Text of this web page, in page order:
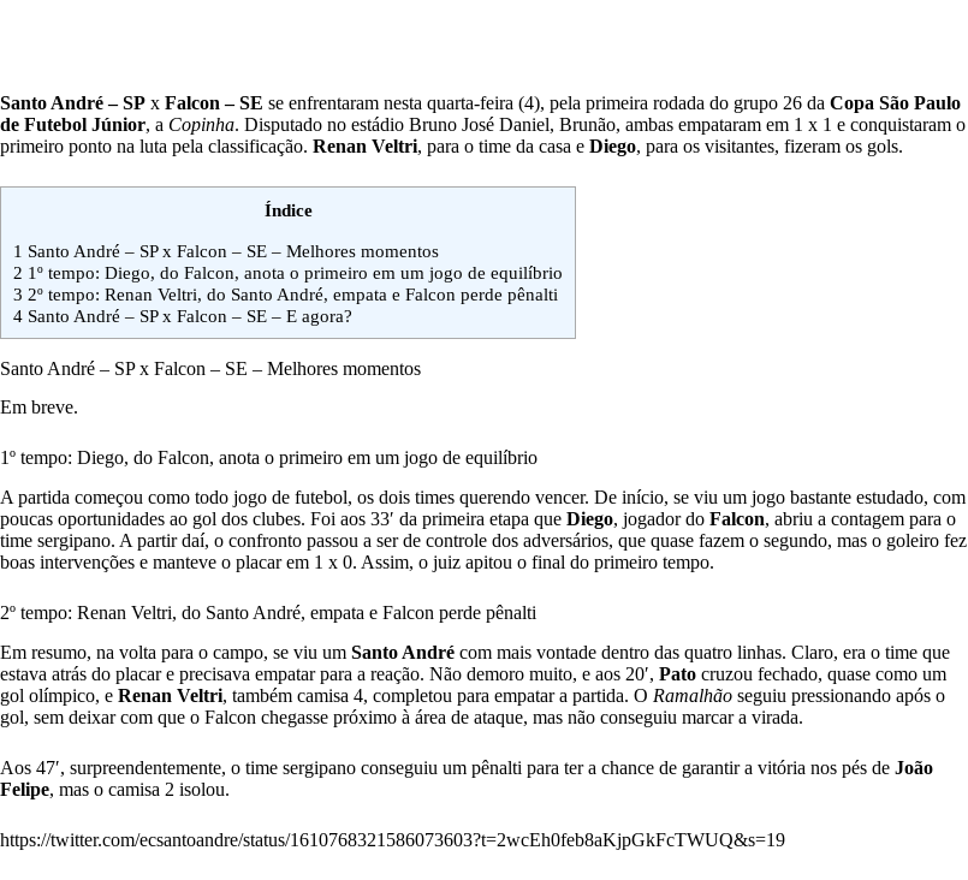
Santo André – SP x Falcon – SE se enfrentaram nesta quarta-feira (4), pela primeira rodada do grupo 26 da Copa São Paulo
de Futebol Júnior, a Copinha. Disputado no estádio Bruno José Daniel, Brunão, ambas empataram em 1 x 1 e conquistaram o
primeiro ponto na luta pela classificação. Renan Veltri, para o time da casa e Diego, para os visitantes, fizeram os gols.
Índice
1 Santo André – SP x Falcon – SE – Melhores momentos
2 1º tempo: Diego, do Falcon, anota o primeiro em um jogo de equilíbrio
3 2º tempo: Renan Veltri, do Santo André, empata e Falcon perde pênalti
4 Santo André – SP x Falcon – SE – E agora?
Santo André – SP x Falcon – SE – Melhores momentos
Em breve.
1º tempo: Diego, do Falcon, anota o primeiro em um jogo de equilíbrio
A partida começou como todo jogo de futebol, os dois times querendo vencer. De início, se viu um jogo bastante estudado, com
poucas oportunidades ao gol dos clubes. Foi aos 33′ da primeira etapa que Diego, jogador do Falcon, abriu a contagem para o
time sergipano. A partir daí, o confronto passou a ser de controle dos adversários, que quase fazem o segundo, mas o goleiro fez
boas intervenções e manteve o placar em 1 x 0. Assim, o juiz apitou o final do primeiro tempo.
2º tempo: Renan Veltri, do Santo André, empata e Falcon perde pênalti
Em resumo, na volta para o campo, se viu um Santo André com mais vontade dentro das quatro linhas. Claro, era o time que
estava atrás do placar e precisava empatar para a reação. Não demoro muito, e aos 20′, Pato cruzou fechado, quase como um
gol olímpico, e Renan Veltri, também camisa 4, completou para empatar a partida. O Ramalhão seguiu pressionando após o
gol, sem deixar com que o Falcon chegasse próximo à área de ataque, mas não conseguiu marcar a virada.
Aos 47′, surpreendentemente, o time sergipano conseguiu um pênalti para ter a chance de garantir a vitória nos pés de João
Felipe, mas o camisa 2 isolou.
https://twitter.com/ecsantoandre/status/1610768321586073603?t=2wcEh0feb8aKjpGkFcTWUQ&s=19